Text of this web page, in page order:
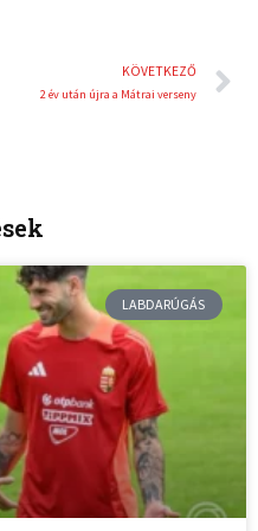
KÖVETKEZŐ
2 év után újra a Mátrai verseny
LABDARÚGÁS